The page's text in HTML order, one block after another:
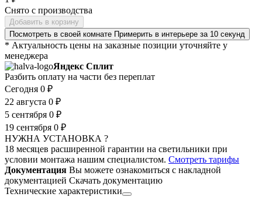
Снято с производства
Добавить в корзину
Посмотреть в своей комнате Примерить в интерьере за 10 секунд
* Актуальность цены на заказные позиции уточняйте у
менеджера
Яндекс Сплит
Разбить оплату на части без переплат
Сегодня 0 ₽
22 августа 0 ₽
5 сентября 0 ₽
19 сентября 0 ₽
НУЖНА УСТАНОВКА ?
18 месяцев расширенной гарантии на светильники при
условии монтажа нашим специалистом. Смотреть тарифы
Документация Вы можете ознакомиться с накладной
документацией Скачать документацию
Технические характеристики